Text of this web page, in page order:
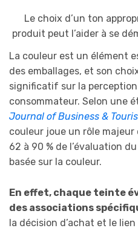
Le choix d’un ton
produit peut l’aider à se
La couleur est un élément
des emballages, et son
significatif sur la perception
consommateur. Selon une
Journal of Business &
couleur joue un rôle
62 à 90 % de l’évaluation
basée sur la couleur.
En effet, chaque teinte
des associations
la décision d’achat et le